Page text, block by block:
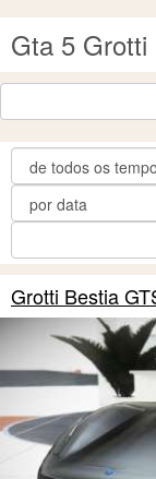
Gta 5
Grotti Bestia